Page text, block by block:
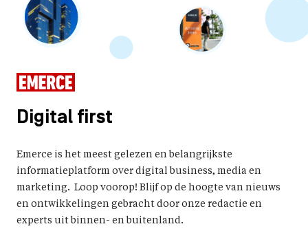
Digital first
Emerce is het meest gelezen en belangrijkste
informatieplatform over digital business, media en
marketing. Loop voorop! Blijf op de hoogte van nieuws
en ontwikkelingen gebracht door onze redactie en
experts uit binnen- en buitenland.